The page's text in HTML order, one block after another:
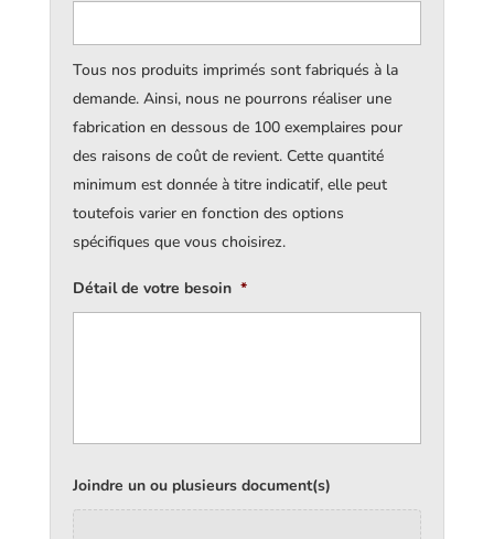
Tous nos produits imprimés sont fabriqués à la
demande. Ainsi, nous ne pourrons réaliser une
fabrication en dessous de 100 exemplaires pour
des raisons de coût de revient. Cette quantité
minimum est donnée à titre indicatif, elle peut
toutefois varier en fonction des options
spécifiques que vous choisirez.
Détail de votre besoin *
Joindre un ou plusieurs document(s)